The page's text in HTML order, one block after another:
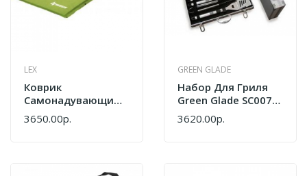
LEX
Коврик
Самонадувающийся
Lex M1987
3650.00р.
GREEN GLADE
Набор Для Гриля
Green Glade SC007
18 Предметов
3620.00р.